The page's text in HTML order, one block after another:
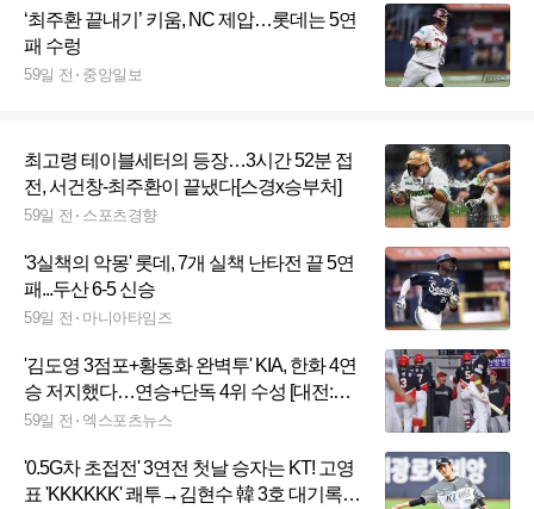
‘최주환 끝내기’ 키움, NC 제압…롯데는 5연
패 수렁
59일 전 중앙일보
최고령 테이블세터의 등장…3시간 52분 접
전, 서건창-최주환이 끝냈다[스경x승부처]
59일 전 스포츠경향
'3실책의 악몽' 롯데, 7개 실책 난타전 끝 5연
패...두산 6-5 신승
59일 전 마니아타임즈
'김도영 3점포+황동화 완벽투' KIA, 한화 4연
승 저지했다…연승+단독 4위 수성 [대전:스
코어]
59일 전 엑스포츠뉴스
'0.5G차 초접전' 3연전 첫날 승자는 KT! 고영
표 'KKKKKK' 쾌투→김현수 韓 3호 대기록